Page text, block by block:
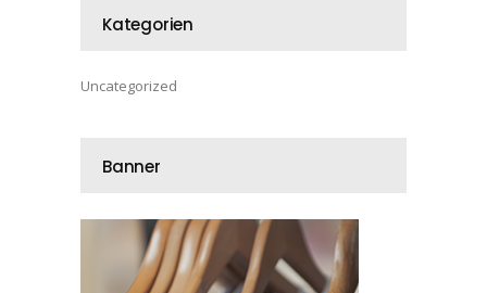
Kategorien
Uncategorized
Banner